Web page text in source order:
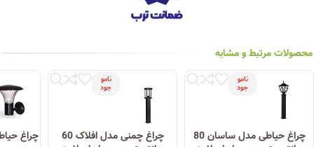
محصولات مرتبط و مشابه
نامو
جود
چراغ حیاطی مدل ساسان 80
نامو
جود
چراغ چمنی مدل افلاک 60
چراغ